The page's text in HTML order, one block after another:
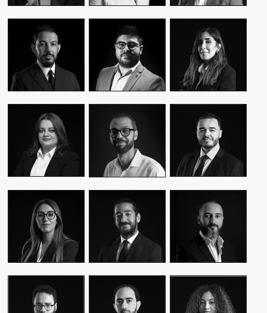
FATIME ZOHRA
OUTAGHANI
CEO & FOUNDER
ALEX AXIOTIS
CEO & FOUNDER
AMIN FARES
GENERAL
MANAGER
WASSIM KASSARI
CHIEF FINANCIAL
OFFICER
MALIK IRAQI
MANAGING
DIRECTOR
YASMINE MYRIAM
DIRECTOR OF
OPERATIONS –
PUBLIC RELATIONS
MOUNA EL AZIM
DIRECTOR OF
OPERATIONS
AMINE LAGSSIR
STRATEGY
DIRECTOR
KARIM BENKIRAN
CHIEF CREATIVE
OFFICER
MEKHTOUME
PMO CHANGE &
WALID BAHYA
BUSINESS LEAD
GROUP
SAMI SABER
MEDIA RELATIONS
DIRECTOR